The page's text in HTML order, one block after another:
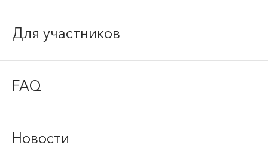
Для участников
FAQ
Новости